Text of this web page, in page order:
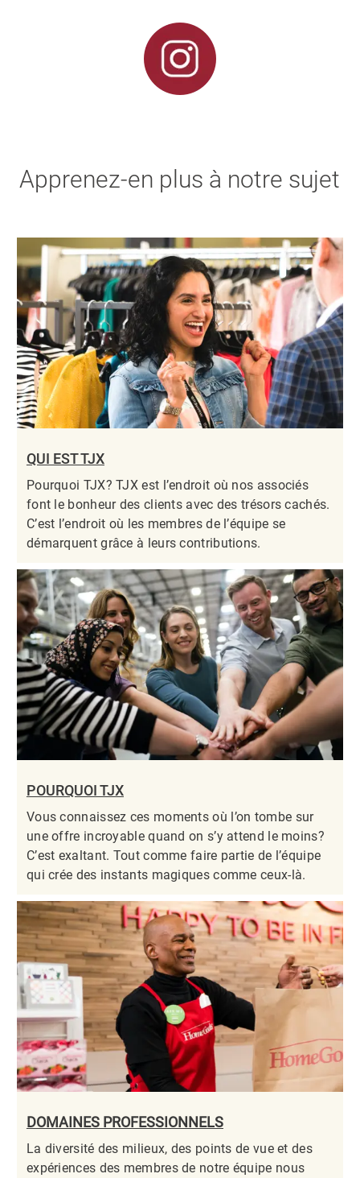
Apprenez-en plus à notre sujet
QUI EST TJX
Pourquoi TJX? TJX est l’endroit où nos associés
font le bonheur des clients avec des trésors cachés.
C’est l’endroit où les membres de l’équipe se
démarquent grâce à leurs contributions.​​​​​​​
POURQUOI TJX
Vous connaissez ces moments où l’on tombe sur
une offre incroyable quand on s’y attend le moins?
C’est exaltant. Tout comme faire partie de l’équipe
qui crée des instants magiques comme ceux-là.​​​​​​​
DOMAINES PROFESSIONNELS
La diversité des milieux, des points de vue et des
expériences des membres de notre équipe nous